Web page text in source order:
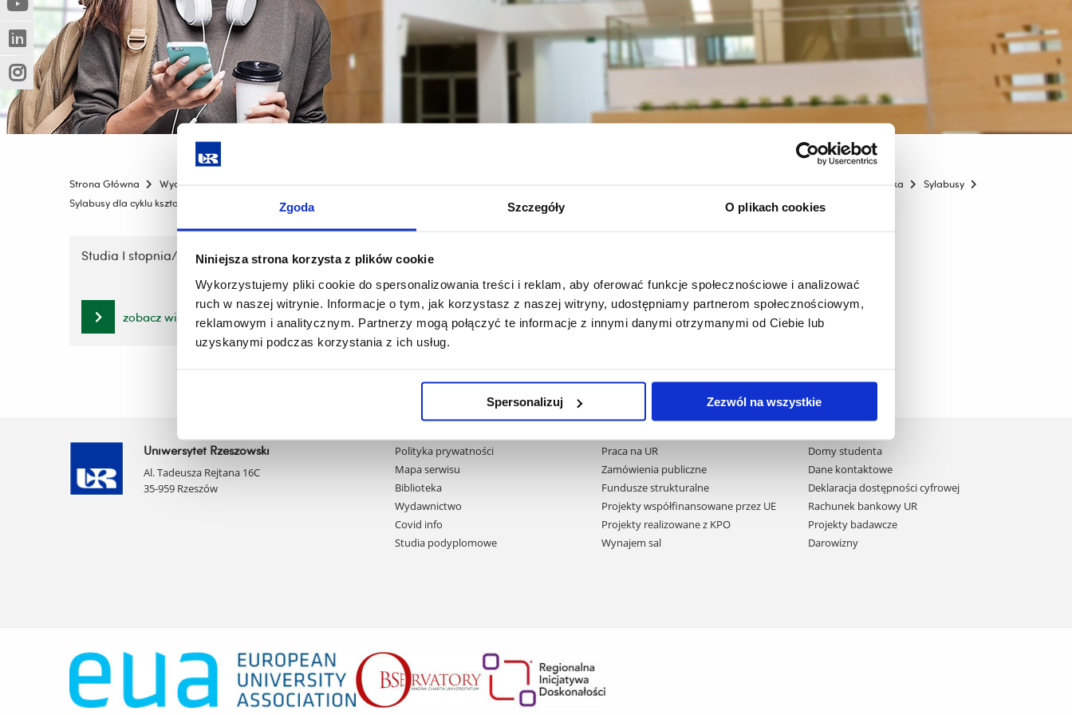
Zgoda Szczegóły O plikach cookies
Niniejsza strona korzysta z plików cookie
Wykorzystujemy pliki cookie do spersonalizowania treści i reklam, aby oferować funkcje społecznościowe i analizować
ruch w naszej witrynie. Informacje o tym, jak korzystasz z naszej witryny, udostępniamy partnerom społecznościowym,
reklamowym i analitycznym. Partnerzy mogą połączyć te informacje z innymi danymi otrzymanymi od Ciebie lub
uzyskanymi podczas korzystania z ich usług.
Spersonalizuj Zezwól na wszystkie
innej
strony)
(Nowe
okno)
(Link
do
innej
strony)
(Nowe
okno)
(Link
do
innej
strony)
(Nowe
okno)
(Link
do
innej
strony)
Strona Główna Wydziały Technologia żywności i żywienie człowieka
Sylabusy
Sylabusy dla cyklu kształcenia od roku 201/2022
nawigację
treści
Studia I stopnia/stacjonarne
zobacz więcej
Studia II stopnia/stacjonarne
zobacz więcej
Uniwersytet Rzeszowski
Al. Tadeusza Rejtana 16C
35-959 Rzeszów
Pomiń
nawigację
i
przejdź
do
treści
Polityka prywatności
Mapa serwisu
Biblioteka
Wydawnictwo
Covid info
Studia podyplomowe
Praca na UR
Zamówienia publiczne
Fundusze strukturalne
Projekty współfinansowane przez UE
Projekty realizowane z KPO
Wynajem sal
Domy studenta
Dane kontaktowe
Deklaracja dostępności cyfrowej
Rachunek bankowy UR
Projekty badawcze
Darowizny